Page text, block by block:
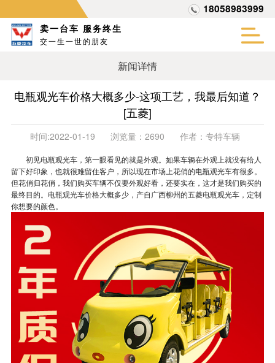
18058983999
卖一台车 服务终生
交一生一世的朋友
新闻详情
电瓶观光车价格大概多少-这项工艺，我最后知道？
[五菱]
时间:2022-01-19 浏览量： 2690 作者： 专特车辆
初见电瓶观光车，第一眼看见的就是外观。如果车辆在外观上就没有给人
留下好印象，也就很难留住客户，所以现在市场上花俏的电瓶观光车有很多。
但花俏归花俏，我们购买车辆不仅要外观好看，还要实在，这才是我们购买的
最终目的。 电瓶观光车价格大概多少，产自广西柳州的五菱电瓶观光车，定制
你想要的颜色。